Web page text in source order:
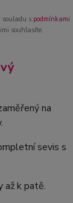
souladu s podmínkami
souhlasíte.
na
sevis s
až k patě.